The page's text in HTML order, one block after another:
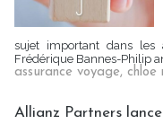
sujet important dans les
Frédérique Bannes-Philip
assurance voyage, chloe
Allianz Partners